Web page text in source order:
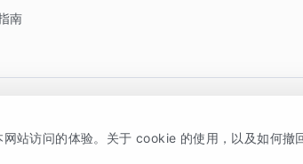
南
站访问的体验。关于 cookie 的使用，以及如何撤